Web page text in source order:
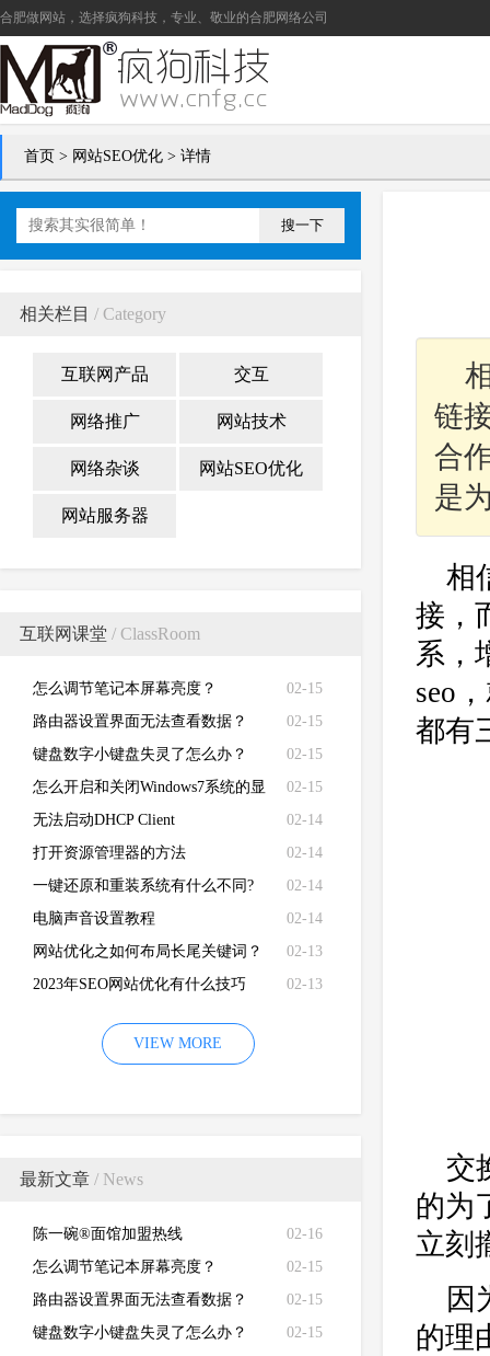
合肥做网站 ，选择疯狗科技，专业、敬业的合肥网络公司
首页 > 网站SEO优化 > 详情
搜一下
相关栏目 / Category
互联网产品 交互
网络推广 网站技术
网络杂谈 网站SEO优化
网站服务器
互联网课堂 / ClassRoom
02-15
怎么调节笔记本屏幕亮度？
02-15
路由器设置界面无法查看数据？
02-15
键盘数字小键盘失灵了怎么办？
02-15
怎么开启和关闭Windows7系统的显
卡硬件加速功能
02-14
无法启动DHCP Client
02-14
打开资源管理器的方法
02-14
一键还原和重装系统有什么不同?
02-14
电脑声音设置教程
02-13
网站优化之如何布局长尾关键词？
02-13
2023年SEO网站优化有什么技巧
VIEW MORE
最新文章 / News
02-16
陈一碗®面馆加盟热线
02-15
怎么调节笔记本屏幕亮度？
02-15
路由器设置界面无法查看数据？
02-15
键盘数字小键盘失灵了怎么办？
链
合
是
相
接，
系，
seo
都有
交
的为
立刻
因
的理